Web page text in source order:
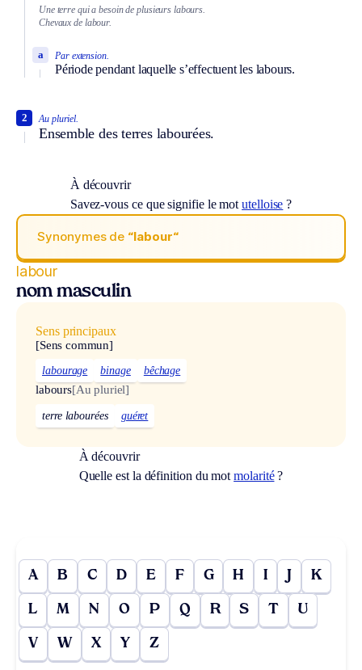
Une terre qui a besoin de plusieurs labours.
Chevaux de labour.
Par extension.
Période pendant laquelle s’effectuent les labours.
a
Au pluriel.
Ensemble des terres labourées.
2
À découvrir
Savez-vous ce que signifie le motutelloise ?
Synonymes de “labour“
labour
nom masculin
Sens principaux
[Sens commun]
labourage binage bêchage
labours[Au pluriel]
terre labourées guéret
À découvrir
Quelle est la définition du motmolarité?
A B C D E F G H I J K
L M N O P Q R S T U
V W X Y Z